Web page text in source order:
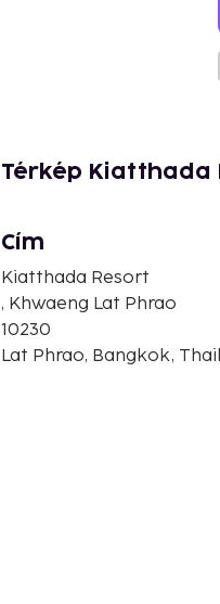
Térkép Kiatthada
Cím
Kiatthada Resort
, Khwaeng Lat Phrao
10230
Lat Phrao, Bangkok,